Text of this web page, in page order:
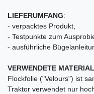
LIEFERUMFANG:
- verpacktes Produkt,
- Testpunkte zum
- ausführliche
VERWENDETE
Flockfolie ("Velours") ist
Traktor verwendet nur